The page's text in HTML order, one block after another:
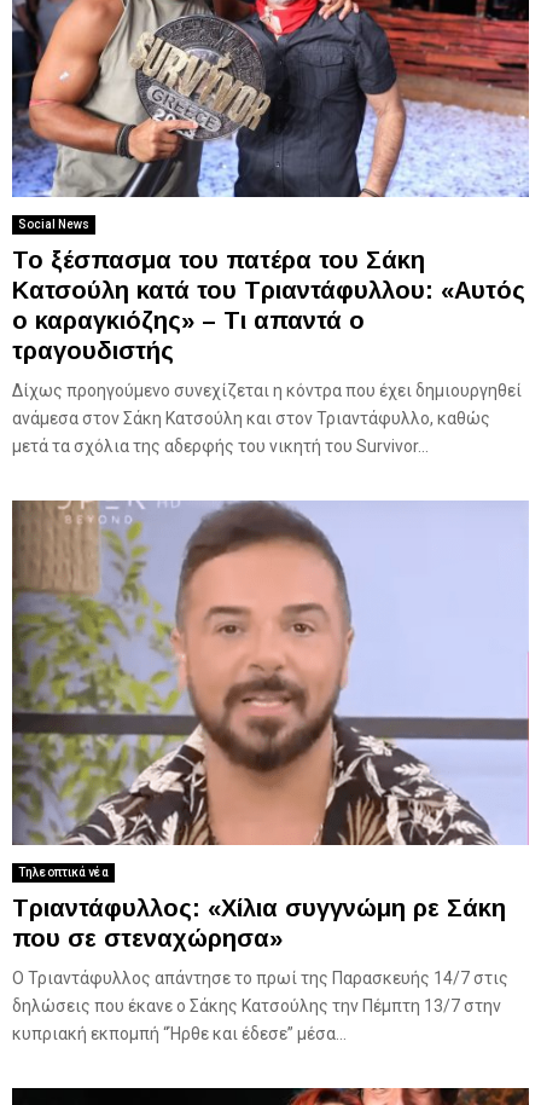
Social News
Το ξέσπασμα του πατέρα του Σάκη
Κατσούλη κατά του Τριαντάφυλλου: «Αυτός
ο καραγκιόζης» – Τι απαντά ο
τραγουδιστής
Δίχως προηγούμενο συνεχίζεται η κόντρα που έχει δημιουργηθεί
ανάμεσα στον Σάκη Κατσούλη και στον Τριαντάφυλλο, καθώς
μετά τα σχόλια της αδερφής του νικητή του Survivor...
Τηλεοπτικά νέα
Τριαντάφυλλος: «Χίλια συγγνώμη ρε Σάκη
που σε στεναχώρησα»
Ο Τριαντάφυλλος απάντησε το πρωί της Παρασκευής 14/7 στις
δηλώσεις που έκανε ο Σάκης Κατσούλης την Πέμπτη 13/7 στην
κυπριακή εκπομπή “Ήρθε και έδεσε” μέσα...